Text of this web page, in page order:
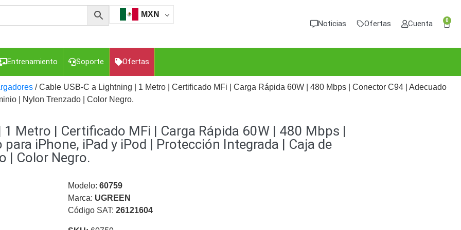
MXN
Noticias Ofertas Cuenta 0
Entrenamiento Soporte Ofertas
Gabinetes de Acero para DVR y NVR Gabinetes para
Blanca Kits Extensores, Convertidores , Divisores, HDMI,
y Brackets para CámarasPartes o
Transceptores de Video
Cable Coaxial y ConectoresCables Armados -
Para Alimentación y ElectricidadRG59 Tipo
/ Cable USB-C a Lightning | 1 Metro | Certificado MFi | Carga Rápida 60W | 480 Mbps | Conector C94 | Adecuado
| Nylon Trenzado | Color Negro.
1 Metro | Certificado MFi | Carga Rápida 60W | 480 Mbps |
iPhone, iPad y iPod | Protección Integrada | Caja de
| Color Negro.
Modelo: 60759
Marca: UGREEN
Código SAT: 26121604